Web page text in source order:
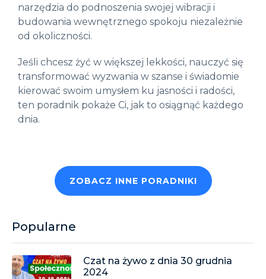
narzędzia do podnoszenia swojej wibracji i
budowania wewnętrznego spokoju niezależnie
od okoliczności.
Jeśli chcesz żyć w większej lekkości, nauczyć się
transformować wyzwania w szanse i świadomie
kierować swoim umysłem ku jasności i radości,
ten poradnik pokaże Ci, jak to osiągnąć każdego
dnia.
ZOBACZ INNE PORADNIKI
Popularne
Czat na żywo z dnia 30 grudnia
2024